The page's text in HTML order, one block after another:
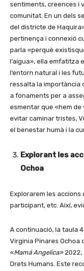
sentiments, creences i
comunitat. En un dels
del districte de
pertinença i connexió
parla «perquè
l’aigua», ella emfatitza
l’entorn natural i les
ressalta la importància
a fonaments per a
esmentar que «hem de
evitar caminar tristes,
el benestar humà i la
Explorant les
Ochoa
Explorarem les
participant, etc. Així,
A continuació, la taula
Virginia Pinares Ochoa
«Mamá Angelica»2022,
Drets Humans. Este